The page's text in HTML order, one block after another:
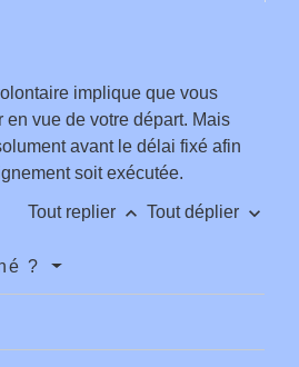
implique que vous
vue de votre départ. Mais
avant le délai fixé afin
soit exécutée.
Tout replier keyboard_arrow_up Tout déplier keyboard_arrow_down
?